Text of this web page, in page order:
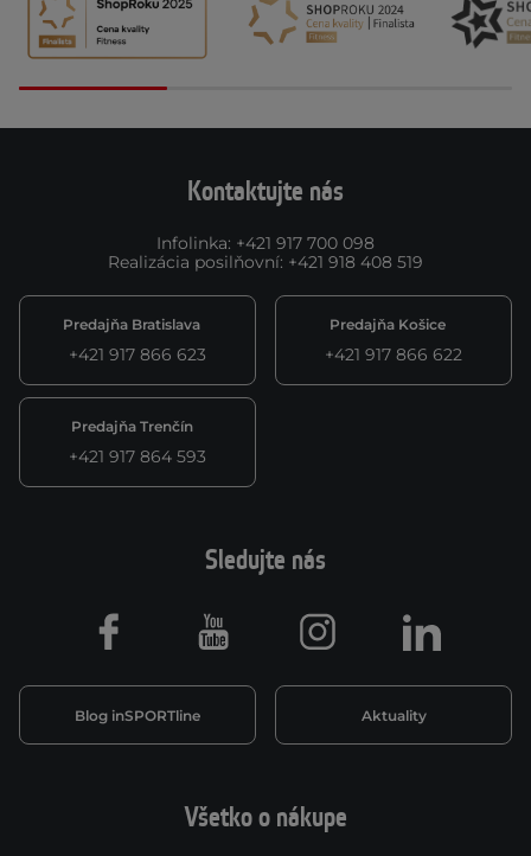
Kontaktujte nás
Infolinka: +421 917 700 098
Realizácia posilňovní: +421 918 408 519
Predajňa Bratislava
+421 917 866 623
Predajňa Košice
+421 917 866 622
Predajňa Trenčín
+421 917 864 593
Všetko o nákupe
Sledujte nás
Blog inSPORTline Aktuality
Facebook Youtube Instagram LinkedIn